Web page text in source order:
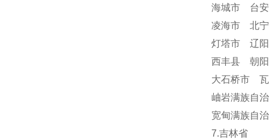
海城市 台
凌海市 北
灯塔市 辽
西丰县 朝
大石桥市
岫岩满族自
宽甸满族自
7.吉林省